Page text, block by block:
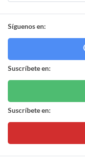
Síguenos en:
Suscríbete en:
Suscríbete en: